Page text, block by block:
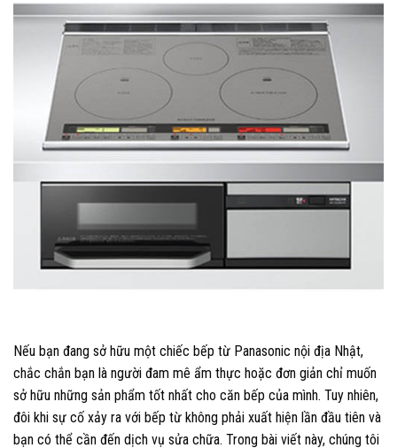
Nếu bạn đang sở hữu một chiếc bếp từ Panasonic nội địa Nhật,
chắc chắn bạn là người đam mê ẩm thực hoặc đơn giản chỉ muốn
sở hữu những sản phẩm tốt nhất cho căn bếp của mình. Tuy nhiên,
đôi khi sự cố xảy ra với bếp từ không phải xuất hiện lần đầu tiên và
bạn có thể cần đến dịch vụ sửa chữa. Trong bài viết này, chúng tôi